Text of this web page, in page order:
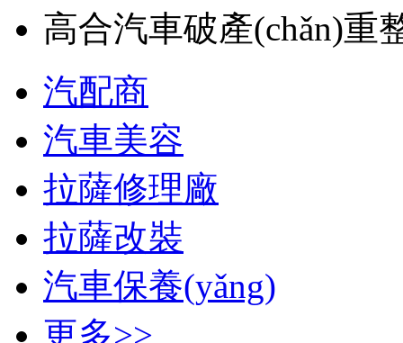
高合汽車破產(chǎn)重
汽配商
汽車美容
拉薩修理廠
拉薩改裝
汽車保養(yǎng)
更多>>